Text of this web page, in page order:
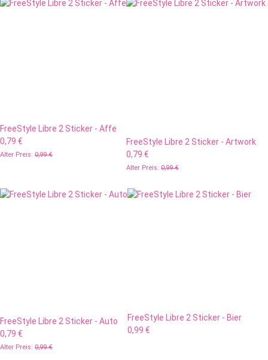
FreeStyle Libre 2 Sticker - Affe
0,79 €
Alter Preis: 0,99 €
FreeStyle Libre 2 Sticker - Artwork
0,79 €
Alter Preis: 0,99 €
FreeStyle Libre 2 Sticker - Auto
0,79 €
Alter Preis: 0,99 €
FreeStyle Libre 2 Sticker - Bier
0,99 €